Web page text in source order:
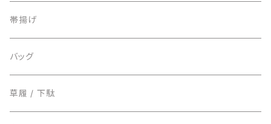
小紋 / 紬 / 御召
麻/夏もの
名古屋帯
半巾帯
帯揚げ
バッグ
草履 / 下駄